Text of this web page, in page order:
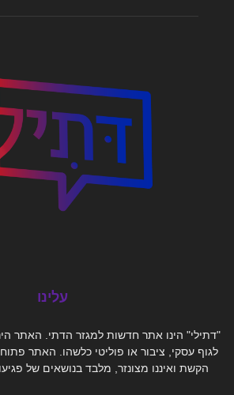
עלינו
"דתילי" הינו אתר חדשות למגזר הדתי. האתר
לגוף עסקי, ציבור או פוליטי כלשהו. האתר
הקשת ואיננו מצונזר, מלבד בנושאים של